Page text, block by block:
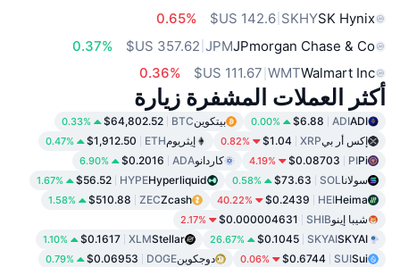
SK Hynix
SKHY
‏142.6 US$
0.65%
JPmorgan Chase & Co
JPM
0.37%
Walmart Inc
WMT
0.36%
أكثر العملات المشفرة زيارة
ADI
ADI
$6.88
0.00% بيتكوينBTC
$64,802.52
0.33%
إكس أر بيXRP
$1.04
0.82% إيثريومETH
$1,912.50
0.47%
Pi
PI
$0.08703
4.19% كاردانوADA
$0.2016
6.90%
سولاناSOL
$73.63
0.58%
Hyperliquid
HYPE
$56.52
1.67%
Heima
HEI
$0.2439
40.22%
Zcash
ZEC
$510.88
1.58%
شيبا إينوSHIB
$0.000004631
2.17%
SKYAI
SKYAI
$0.1045
26.67%
Stellar
XLM
$0.1617
1.10%
Sui
SUI
$0.6744
0.06% دوجكوينDOGE
$0.06953
0.79%